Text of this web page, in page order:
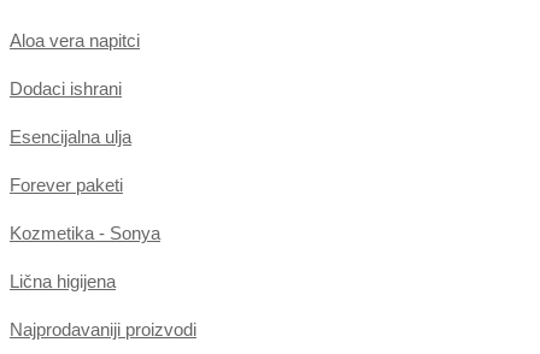
Aloa vera napitci
Dodaci ishrani
Esencijalna ulja
Forever paketi
Kozmetika - Sonya
Lična higijena
Najprodavaniji proizvodi